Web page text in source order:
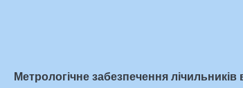
Метрологічне забезпечення лічильників